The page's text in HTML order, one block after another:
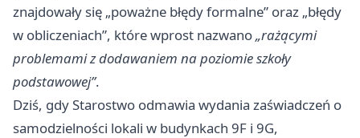
znajdowały się „poważne błędy formalne” oraz „błędy
w obliczeniach”, które wprost nazwano„rażącymi
problemami z dodawaniem na poziomie szkoły
podstawowej”.
Dziś, gdy Starostwo odmawia wydania zaświadczeń o
samodzielności lokali w budynkach 9F i 9G,